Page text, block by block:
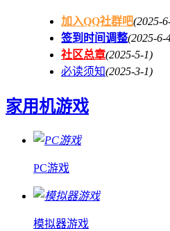
加入QQ社群吧(2025-
签到时间调整(2025-6-
社区总章(2025-5-1)
必读须知(2025-3-1)
家用机游戏
PC游戏
模拟器游戏